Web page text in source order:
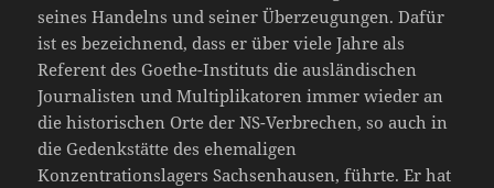
seines Handelns und seiner Überzeugungen. Dafür
ist es bezeichnend, dass er über viele Jahre als
Referent des Goethe-Instituts die ausländischen
Journalisten und Multiplikatoren immer wieder an
die historischen Orte der NS-Verbrechen, so auch in
die Gedenkstätte des ehemaligen
Konzentrationslagers Sachsenhausen, führte. Er hat